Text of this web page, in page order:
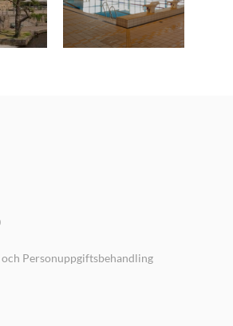
Personuppgiftsbehandling